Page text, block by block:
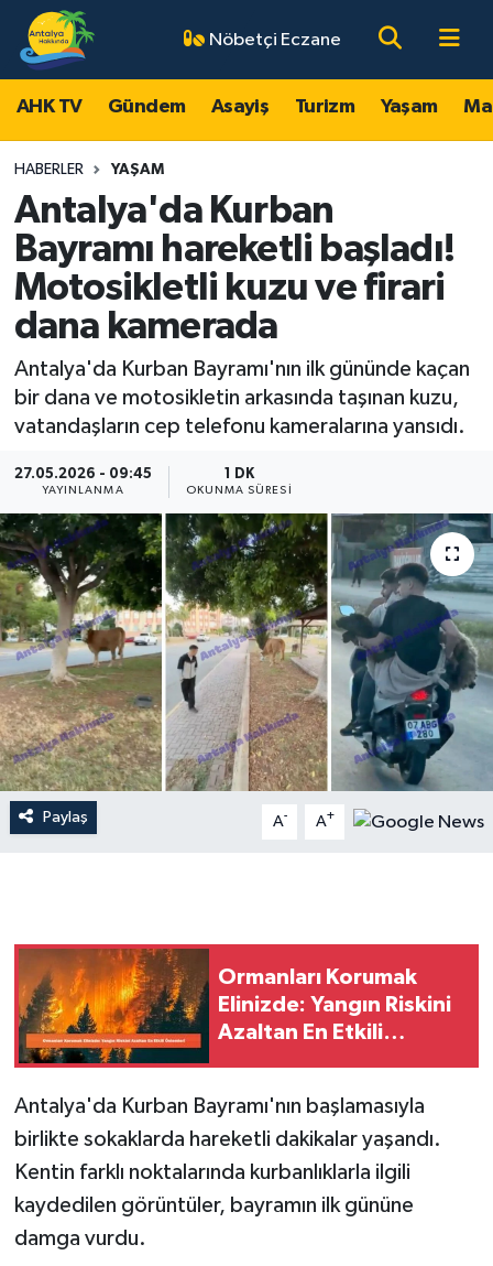
Nöbetçi Eczane
AHK TV Gündem Asayiş Turizm Yaşam
HABERLER YAŞAM
Antalya'da Kurban
Bayramı hareketli başladı!
Motosikletli kuzu ve firari
dana kamerada
Antalya'da Kurban Bayramı'nın ilk gününde kaçan
bir dana ve motosikletin arkasında taşınan kuzu,
vatandaşların cep telefonu kameralarına yansıdı.
27.05.2026 - 09:45
YAYINLANMA
1 DK
OKUNMA SÜRESI
Paylaş A- A+
Ormanları Korumak
Elinizde: Yangın Riskini
Azaltan En Etkili
Antalya'da Kurban Bayramı'nın başlamasıyla
birlikte sokaklarda hareketli dakikalar yaşandı.
Kentin farklı noktalarında kurbanlıklarla ilgili
kaydedilen görüntüler, bayramın ilk gününe
damga vurdu.
AHK TV
Gündem
Asayiş
Turizm
Yaşam
Magazin
Ekonomi
Spor
Dünya
Resmi Reklamlar
Antalya Nöbetçi Eczaneler
Antalya Hava Durumu
Antalya Namaz Vakitleri
Antalya Trafik Yoğunluk Haritası
Süper Lig Puan Durumu ve Fikstür
Tüm Manşetler
Son Dakika Haberleri
Haber Arşivi